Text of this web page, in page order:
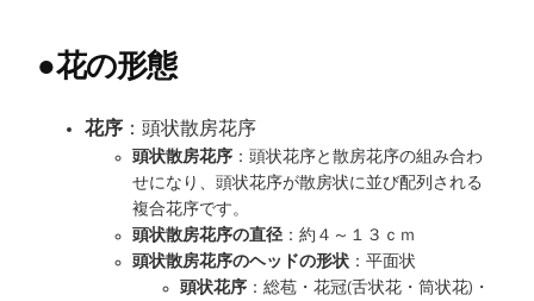
●花の形態
花序 ：頭状散房花序
頭状散房花序 ：頭状花序と散房花序の組み合わ
せになり、頭状花序が散房状に並び配列される
複合花序です。
頭状散房花序の直径 ：約４～１３ｃｍ
頭状散房花序のヘッドの形状 ：平面状
頭状花序 ：総苞・花冠(舌状花・筒状花)・